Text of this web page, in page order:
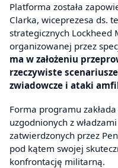
Platforma została
Clarka, wiceprezesa ds.
strategicznych Lockheed
organizowanej przez
ma w założeniu
rzeczywiste
zwiadowcze i ataki
Forma programu
uzgodnionych z
zatwierdzonych przez
pod kątem swojej
konfrontację militarną.